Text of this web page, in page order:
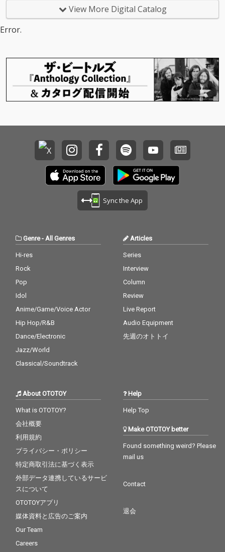
stian Dinh Gulino/ DJ S
A/ Andreas Saag/ タカ
ラダ ミチノブ/ Ai Kaki
hira/ Chocoholic/ Terr
y McGowan
曲を収録。近藤 世真
氏、都丸 椋太氏、藤田
楽曲で構成しました。
壮麗なオーケストラが
奏でる戦記から、運命
に翻弄されるキャラク
ターたちの心情を描く
シリーズの重厚な世界
観を深化させる、至高
の音楽体験をぜひお楽
しみください。
くも力強いメロディ
を、ディープハウスの
ろ」まで。全12曲の洗
練されたビートが、鮮
やかに脈打つフロア・
サウンドへと昇華させ
ます。あの日、あの世
ージック。 参加アーテ
ィスト：SEQUENCE/Lo
nely Boy/DJ Synthesiz
er/Kai Saruwatari/And
reas Saag/Giom/Terry
McGowan/Christian Di
Chocoholic/Haioka/Pa
View More Digital Catalog
Error.
Sync the App
Genre- All Genres
Hi-res
Rock
Pop
Idol
Anime/Game/Voice Actor
Hip Hop/R&B
Dance/Electronic
Jazz/World
Classical/Soundtrack
Articles
Series
Interview
Column
Review
Live Report
Audio Equipment
先週のオトトイ
About OTOTOY
What is OTOTOY?
会社概要
利用規約
プライバシー・ポリシー
特定商取引法に基づく表示
外部データ連携しているサービ
スについて
OTOTOYアプリ
媒体資料と広告のご案内
Our Team
Careers
Help
Help Top
Make OTOTOY better
Found something weird? Please
mail us
Contact
退会